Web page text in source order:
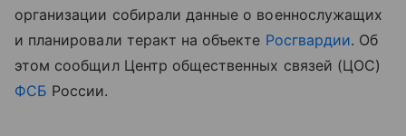
организации собирали данные о военнослужащих
и планировали теракт на объекте Росгвардии. Об
этом сообщил Центр общественных связей (ЦОС)
ФСБ России.